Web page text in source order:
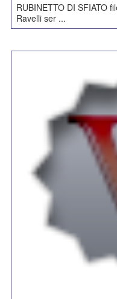
RUBINETTO DI SFIATO
Ravelli ser ...